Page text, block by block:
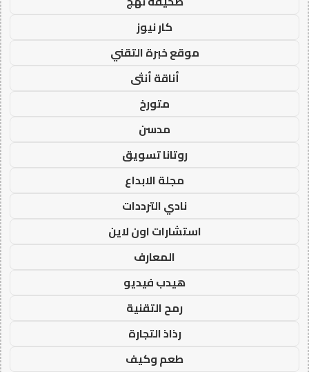
كار نيوز
موقع خبرة التقني
أناقة أنثى
متورخ
مدسن
روتانا تسويق
مجلة الابداع
نادي الترددات
استشارات اون لاين
المعارف
هيدب فيديو
رمح التقنية
رذاذ التجارة
طعم وكيف